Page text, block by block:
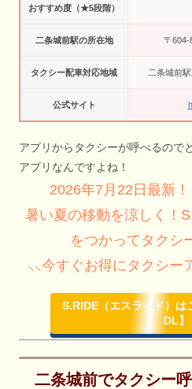
おすすめ度（★5段階）
二条城前駅の所在地 〒604-
タクシー配車対応地域 二条城前
公式サイト
アプリからタクシーが呼べるので
アプリなんですよね！
2026年7月22日最新！
暑い夏の移動を涼しく！
をつかってタクシ
⸜⸜今すぐお得にタクシー
S.RIDE（エスライド）は
DL】
二条城前でタクシー